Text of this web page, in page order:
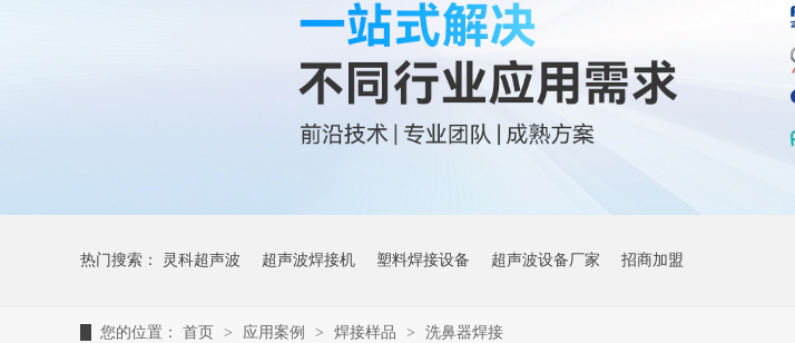
热门搜索： 灵科超声波 超声波焊接机 塑料焊接设备 超声波设备厂家 招商加盟
您的位置： 首页 > 应用案例 > 焊接样品 > 洗鼻器焊接